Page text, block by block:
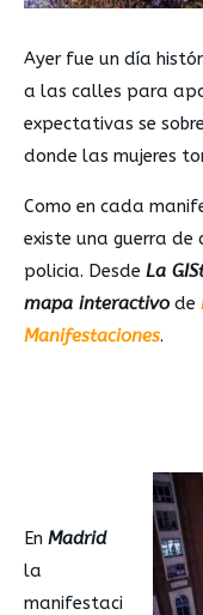
Ayer fue un día
a las calles para
expectativas se
donde las mujeres
Como en cada
existe una guerra de
policia. Desde La
mapa interactivo de
Manifestaciones.
En Madrid
la
manifestaci